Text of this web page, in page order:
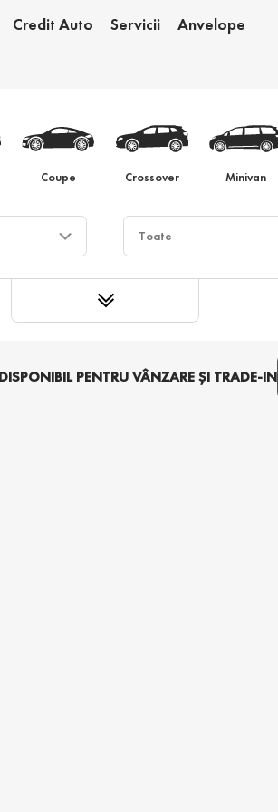
Credit Auto Servicii
Anvelope
auto
Coupe Crossover Minivan
PENTRU VÂNZARE ȘI TRADE-IN